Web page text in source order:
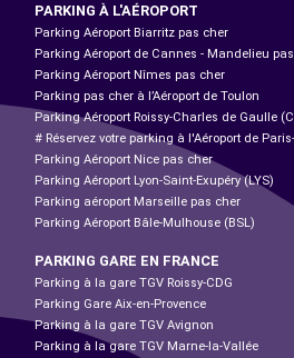
PARKING À L'AÉROPORT
Parking Aéroport Biarritz pas cher
Parking Aéroport de Cannes - Mandelieu
Parking Aéroport Nîmes pas cher
Parking pas cher à l’Aéroport de Toulon
Parking Aéroport Roissy-Charles de Gaulle
# Réservez votre parking à l'Aéroport de
Parking Aéroport Nice pas cher
Parking Aéroport Lyon-Saint-Exupéry (LYS)
Parking aéroport Marseille pas cher
Parking Aéroport Bâle-Mulhouse (BSL)
PARKING GARE EN FRANCE
Parking à la gare TGV Roissy-CDG
Parking Gare Aix-en-Provence
Parking à la gare TGV Avignon
Parking à la gare TGV Marne-la-Vallée